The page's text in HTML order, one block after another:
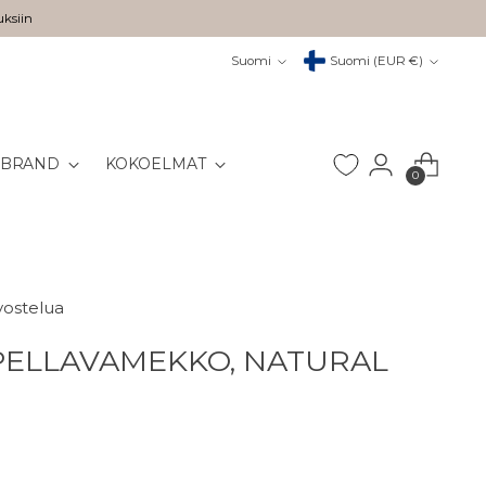
Suomi Valuutta Suomi (EUR €)
KOKOELMAT
0
NATURAL